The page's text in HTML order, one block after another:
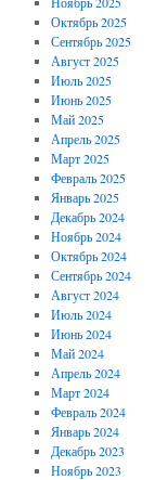
Октябрь 2025
Сентябрь 2025
Август 2025
Июль 2025
Июнь 2025
Май 2025
Апрель 2025
Март 2025
Февраль 2025
Январь 2025
Декабрь 2024
Ноябрь 2024
Октябрь 2024
Сентябрь 2024
Август 2024
Июль 2024
Июнь 2024
Май 2024
Апрель 2024
Март 2024
Февраль 2024
Январь 2024
Декабрь 2023
Ноябрь 2023